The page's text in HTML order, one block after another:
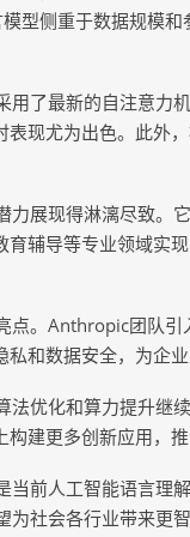
型侧重于数据规模
用了最新的自注意力
现尤为出色。此外
力展现得淋漓尽致。
辅导等专业领域实
点。Anthropic团队
私和数据安全，为企
法优化和算力提升继
建更多创新应用，
当前人工智能语言理
为社会各行业带来更